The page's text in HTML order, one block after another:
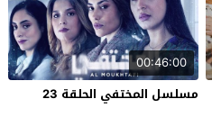
00:46:00
مسلسل المختفي الحلقة 23